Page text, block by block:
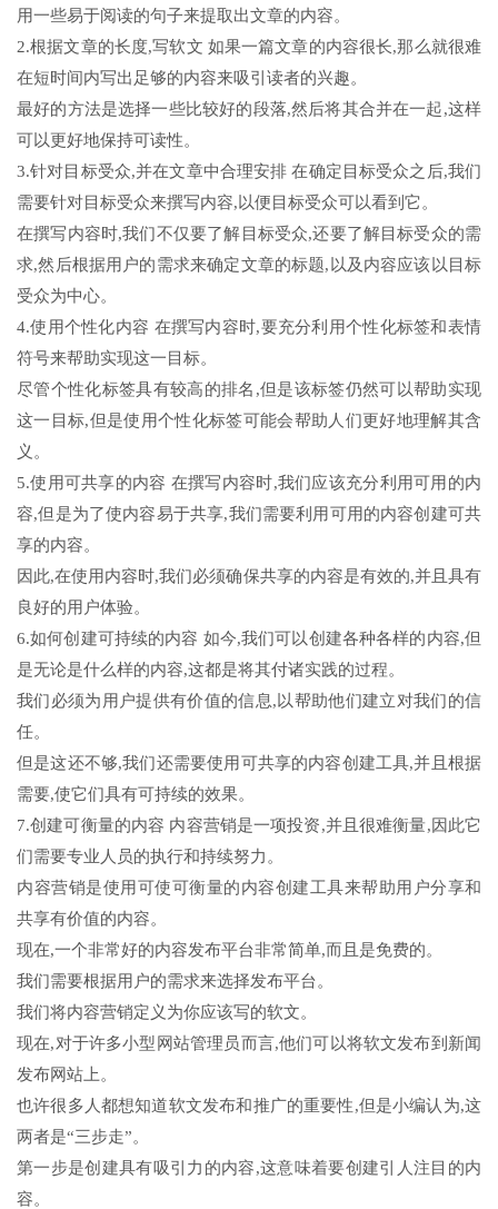
用一些易于阅读的句子来提取出文章的内容。
2.根据文章的长度,写软文 如果一篇文章的内容很长,那么就很难
在短时间内写出足够的内容来吸引读者的兴趣。
最好的方法是选择一些比较好的段落,然后将其合并在一起,这样
可以更好地保持可读性。
3.针对目标受众,并在文章中合理安排 在确定目标受众之后,我们
需要针对目标受众来撰写内容,以便目标受众可以看到它。
在撰写内容时,我们不仅要了解目标受众,还要了解目标受众的需
求,然后根据用户的需求来确定文章的标题,以及内容应该以目标
受众为中心。
4.使用个性化内容 在撰写内容时,要充分利用个性化标签和表情
符号来帮助实现这一目标。
尽管个性化标签具有较高的排名,但是该标签仍然可以帮助实现
这一目标,但是使用个性化标签可能会帮助人们更好地理解其含
义。
5.使用可共享的内容 在撰写内容时,我们应该充分利用可用的内
容,但是为了使内容易于共享,我们需要利用可用的内容创建可共
享的内容。
因此,在使用内容时,我们必须确保共享的内容是有效的,并且具有
良好的用户体验。
6.如何创建可持续的内容 如今,我们可以创建各种各样的内容,但
是无论是什么样的内容,这都是将其付诸实践的过程。
我们必须为用户提供有价值的信息,以帮助他们建立对我们的信
任。
但是这还不够,我们还需要使用可共享的内容创建工具,并且根据
需要,使它们具有可持续的效果。
7.创建可衡量的内容 内容营销是一项投资,并且很难衡量,因此它
们需要专业人员的执行和持续努力。
内容营销是使用可使可衡量的内容创建工具来帮助用户分享和
共享有价值的内容。
现在,一个非常好的内容发布平台非常简单,而且是免费的。
我们需要根据用户的需求来选择发布平台。
我们将内容营销定义为你应该写的软文。
现在,对于许多小型网站管理员而言,他们可以将软文发布到新闻
发布网站上。
也许很多人都想知道软文发布和推广的重要性,但是小编认为,这
两者是“三步走”。
第一步是创建具有吸引力的内容,这意味着要创建引人注目的内
容。